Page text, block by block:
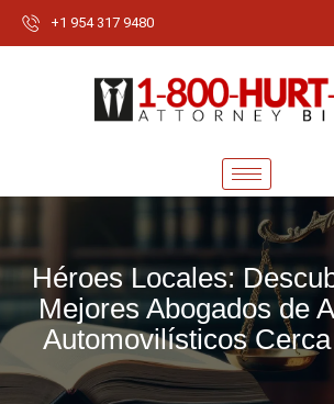
+1 954 317 9480
Héroes Locales:
Mejores Abogados de
Automovilísticos